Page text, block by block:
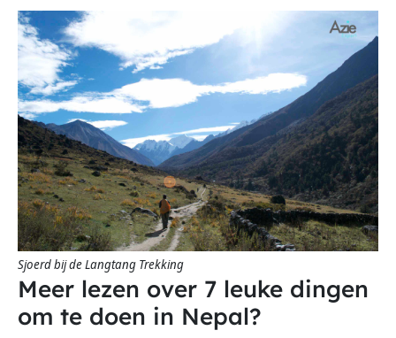
Sjoerd bij de Langtang Trekking
Meer lezen over 7 leuke dingen
om te doen in Nepal?